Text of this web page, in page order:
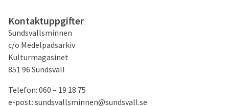
Kontaktuppgifter
Sundsvallsminnen
c/o Medelpadsarkiv
Kulturmagasinet
851 96 Sundsvall
Telefon: 060 – 19 18 75
e-post: sundsvallsminnen@sundsvall.se